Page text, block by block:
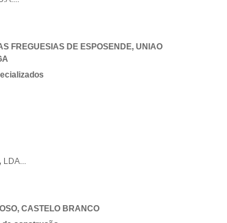
FREGUESIAS DE ESPOSENDE, UNIAO
LDA...
, CASTELO BRANCO